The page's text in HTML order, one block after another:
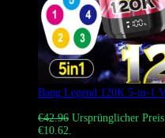
Bang Legend 120K 5-in-1
€42.96 Ursprünglicher
€10.62.